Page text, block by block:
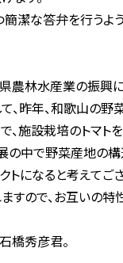
潔な答弁を行うよ
水産業の振興に
、昨年、和歌山の
、施設栽培のトマ
の中で野菜産地の
になると考えて
ので、お互いの特
橋秀彦君。